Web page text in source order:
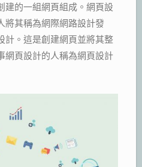
建的一組網頁組成。網頁設
將其稱為網際網路設計發
計。這是創建網頁並將其整
網頁設計的人稱為網頁設計